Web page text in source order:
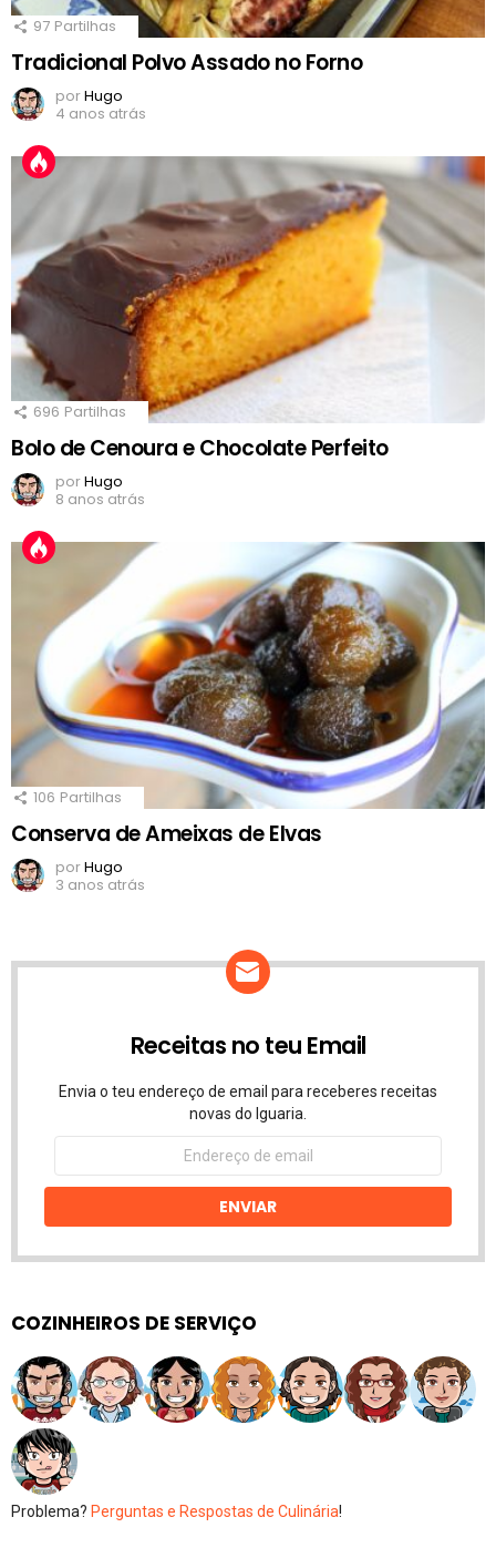
97 Partilhas
Tradicional Polvo Assado no Forno
porHugo
4 anos atrás
696 Partilhas
Bolo de Cenoura e Chocolate Perfeito
porHugo
8 anos atrás
106 Partilhas
Conserva de Ameixas de Elvas
porHugo
3 anos atrás
Receitas no teu Email
Envia o teu endereço de email para receberes receitas
novas do Iguaria.
Endereço
email
ENVIAR
COZINHEIROS DE SERVIÇO
Problema? Perguntas e Respostas de Culinária!